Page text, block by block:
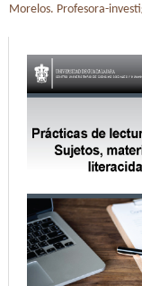
Morelos. Profesora-